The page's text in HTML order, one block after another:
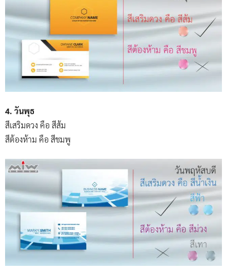
4. วันพุธ
สีเสริมดวง คือ สีส้ม
สีต้องห้าม คือ สีชมพู